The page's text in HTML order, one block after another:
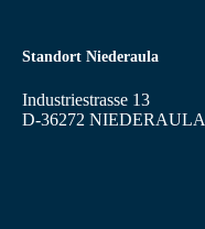
Standort Niederaula
Industriestrasse 13
D-36272 NIEDERAULA